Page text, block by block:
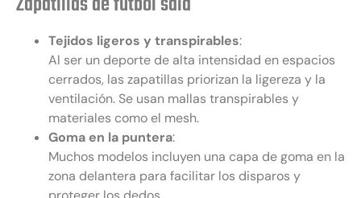
Tejidos ligeros y transpirables:
Al ser un deporte de alta intensidad en espacios
cerrados, las zapatillas priorizan la ligereza y la
ventilación. Se usan mallas transpirables y
materiales como el mesh.
Goma en la puntera:
Muchos modelos incluyen una capa de goma en la
zona delantera para facilitar los disparos y